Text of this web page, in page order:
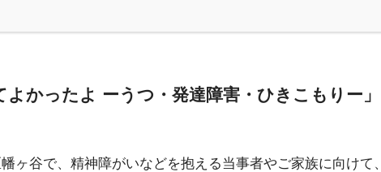
よかったよ ーうつ・発達障害・ひきこもりー」
ヶ谷で、精神障がいなどを抱える当事者やご家族に向けて、